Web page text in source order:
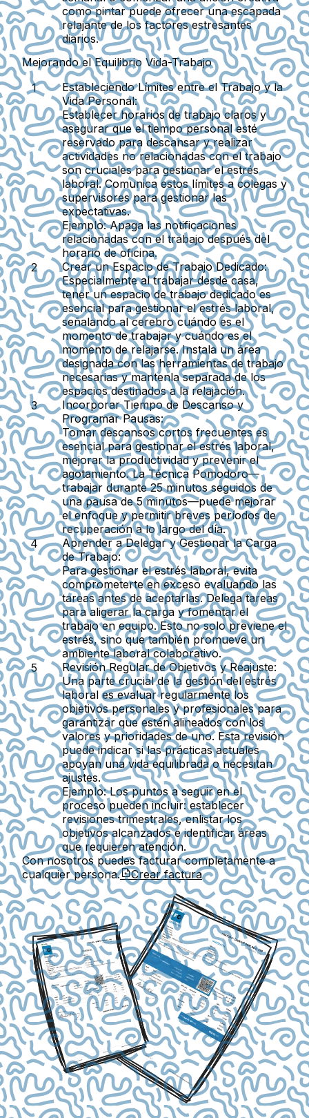
como pintar puede ofrecer una escapada
relajante de los factores estresantes
diarios.
Mejorando el Equilibrio Vida-Trabajo
Estableciendo Límites entre el Trabajo y la
Vida Personal:
Establecer horarios de trabajo claros y
asegurar que el tiempo personal esté
reservado para descansar y realizar
actividades no relacionadas con el trabajo
son cruciales para gestionar el estrés
laboral. Comunica estos límites a colegas y
supervisores para gestionar las
expectativas.
Ejemplo:Apaga las notificaciones
relacionadas con el trabajo después del
horario de oficina.
Crear un Espacio de Trabajo Dedicado:
Especialmente al trabajar desde casa,
tener un espacio de trabajo dedicado es
esencial para gestionar el estrés laboral,
señalando al cerebro cuándo es el
momento de trabajar y cuándo es el
momento de relajarse. Instala un área
designada con las herramientas de trabajo
necesarias y mantenla separada de los
espacios destinados a la relajación.
Incorporar Tiempo de Descanso y
Programar Pausas:
Tomar descansos cortos frecuentes es
esencial para gestionar el estrés laboral,
mejorar la productividad y prevenir el
agotamiento. La Técnica Pomodoro—
trabajar durante 25 minutos seguidos de
una pausa de 5 minutos—puede mejorar
el enfoque y permitir breves períodos de
recuperación a lo largo del día.
Aprender a Delegar y Gestionar la Carga
de Trabajo:
Para gestionar el estrés laboral, evita
comprometerte en exceso evaluando las
tareas antes de aceptarlas. Delega tareas
para aligerar la carga y fomentar el
trabajo en equipo. Esto no solo previene el
estrés, sino que también promueve un
ambiente laboral colaborativo.
Revisión Regular de Objetivos y Reajuste:
Una parte crucial de la gestión del estrés
laboral es evaluar regularmente los
objetivos personales y profesionales para
garantizar que estén alineados con los
valores y prioridades de uno. Esta revisión
puede indicar si las prácticas actuales
apoyan una vida equilibrada o necesitan
ajustes.
Ejemplo:Los puntos a seguir en el
proceso pueden incluir: establecer
revisiones trimestrales, enlistar los
objetivos alcanzados e identificar áreas
que requieren atención.
Con nosotros puedes facturar completamente a
cualquier persona.
Crear factura